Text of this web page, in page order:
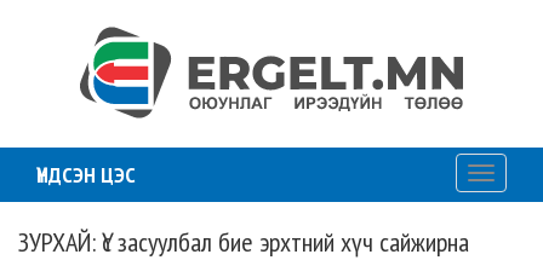
ҮНДСЭН ЦЭС
Toggle
ЗУРХАЙ: Үс засуулбал бие эрхтний хүч сайжирна